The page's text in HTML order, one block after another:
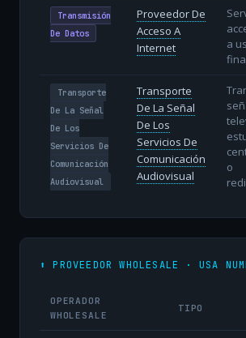
Transmisión
De Datos
Proveedor De
Acceso A
Internet
a
Transporte
De La Señal
De Los
Servicios De
Comunicación
Audiovisual
Transporte
De La Señal
De Los
Servicios De
Comunicación
Audiovisual
o
⬆️ PROVEEDOR WHOLESALE · USA
OPERADOR
WHOLESALE
TIPO